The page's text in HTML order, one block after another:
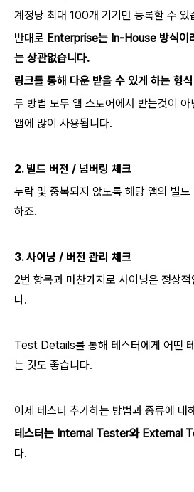
계정당 최대 100개 기기만 등록할 수 있
반대로 Enterprise는 In-House 방식이
는 상관없습니다.
링크를 통해 다운 받을 수 있게 하는 형
두 방법 모두 앱 스토어에서 받는것이
앱에 많이 사용됩니다.
2. 빌드 버전 / 넘버링 체크
누락 및 중복되지 않도록 해당 앱의 빌
하죠.
3. 사이닝 / 버전 관리 체크
2번 항목과 마찬가지로 사이닝은 정상
다.
Test Details를 통해 테스터에게 어떤
는 것도 좋습니다.
이제 테스터 추가하는 방법과 종류에 대
테스터는 Internal Tester와 External
다.